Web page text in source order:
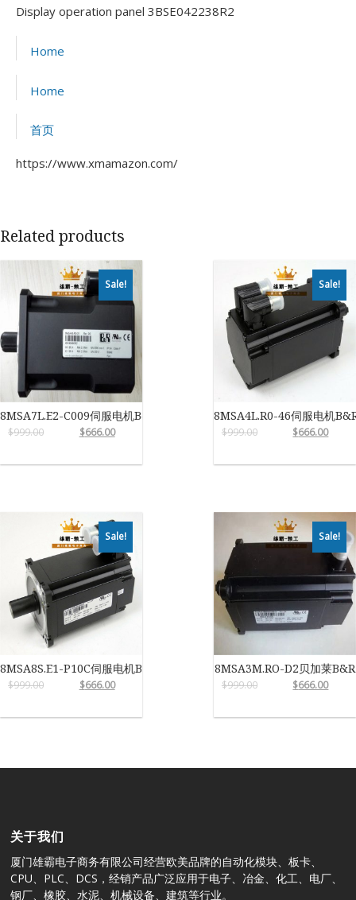
Display operation panel 3BSE042238R2
Home
Home
首页
https://www.xmamazon.com/
Related products
Sale!
8MSA7L.E2-C009伺服电机B&R
$999.00 $666.00
Sale!
8MSA4L.R0-46伺服电机
$999.00 $666.00
Sale!
8MSA8S.E1-P10C伺服电机B&R
$999.00 $666.00
Sale!
8MSA3M.RO-D2贝加莱B&R
$999.00 $666.00
关于我们
厦门雄霸电子商务有限公司经营欧美品牌的自动化模块、板卡、
CPU、PLC、DCS，经销产品广泛应用于电子、冶金、化工、电厂、
钢厂、橡胶、水泥、机械设备、建筑等行业。